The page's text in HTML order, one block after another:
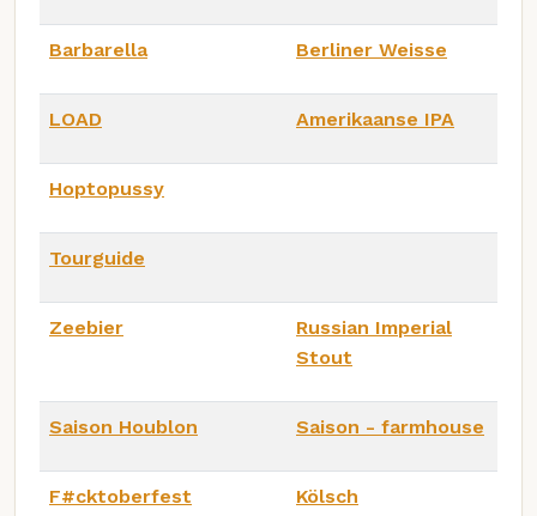
Barbarella Berliner Weisse
LOAD Amerikaanse IPA
Hoptopussy
Tourguide
Zeebier
Russian Imperial
Stout
Saison Houblon Saison - farmhouse
F#cktoberfest Kölsch